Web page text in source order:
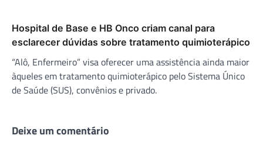
Hospital de Base e HB Onco criam canal para
esclarecer dúvidas sobre tratamento quimioterápico
“Alô, Enfermeiro” visa oferecer uma assistência ainda maior
àqueles em tratamento quimioterápico pelo Sistema Único
de Saúde (SUS), convênios e privado.
Deixe um comentário